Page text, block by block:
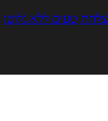
טעים ללא גלוטן